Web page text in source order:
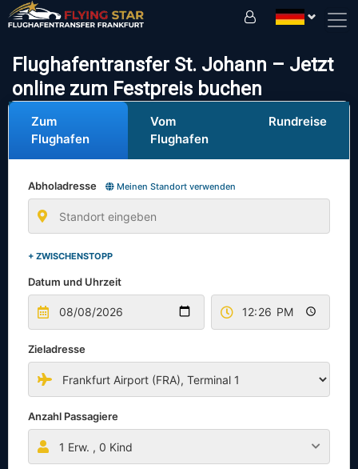
Flughafentransfer St. Johann – Jetzt
online zum Festpreis buchen
Zum
Flughafen
Vom
Flughafen
Rundreise
Abholadresse Meinen Standort verwenden
+ ZWISCHENSTOPP
Datum und Uhrzeit
Zieladresse
Anzahl Passagiere
1 Erw. , 0 Kind